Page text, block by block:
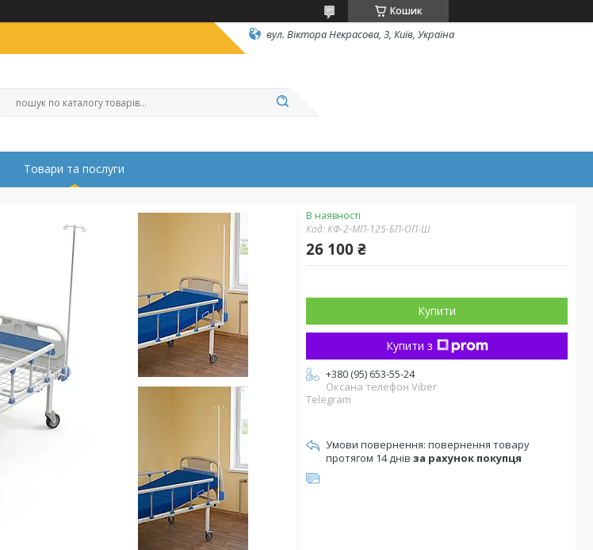
Кошик
вул. Вiктора Некрасова, 3, Київ, Україна
Товари та послуги
В наявності
Код:КФ-2-МП-125-БП-ОП-Ш
26 100 ₴
Купити
Купити з
+380 (95) 653-55-24
Оксана телефон Viber
Telegram
повернення товару
протягом 14 днів за рахунок покупця